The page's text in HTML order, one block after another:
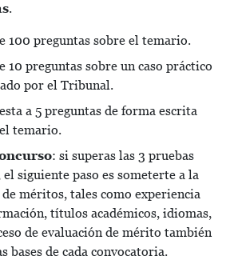
.
100 preguntas sobre el temario.
10 preguntas sobre un caso práctico
por el Tribunal.
a 5 preguntas de forma escrita
temario.
: si superas las 3 pruebas
siguiente paso es someterte a la
méritos, tales como experiencia
títulos académicos, idiomas,
de evaluación de mérito también
bases de cada convocatoria.